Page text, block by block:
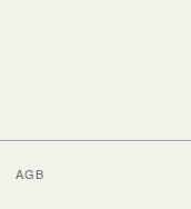
AGB